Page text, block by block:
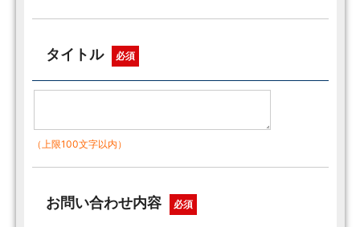
タイトル 必須
（上限100文字以内）
お問い合わせ内容 必須